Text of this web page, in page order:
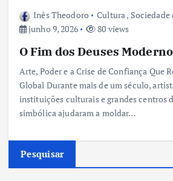
Inês Theodoro Cultura,
junho 9, 2026
80 views
O Fim dos Deuses
Arte, Poder e a Crise de Confiança Que
Global Durante mais de um século,
instituições culturais e grandes centros
simbólica ajudaram a moldar…
Pesquisar